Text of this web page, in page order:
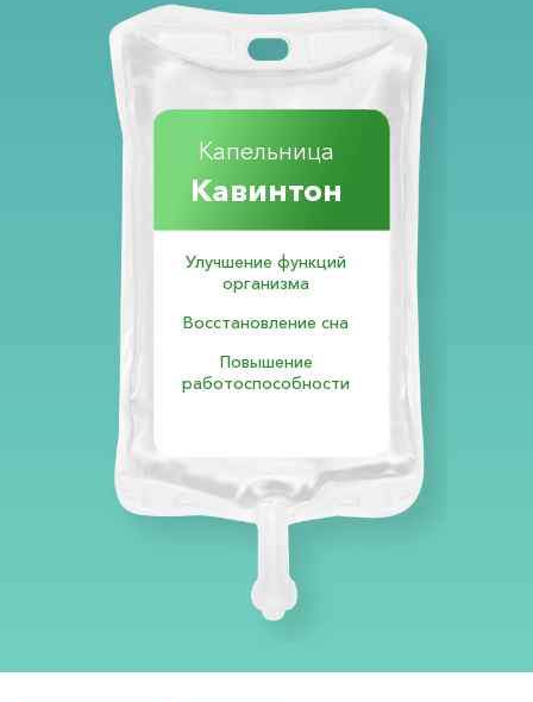
Капельница
Кавинтон
Улучшение функций
организма
Восстановление сна
Повышение
работоспособности